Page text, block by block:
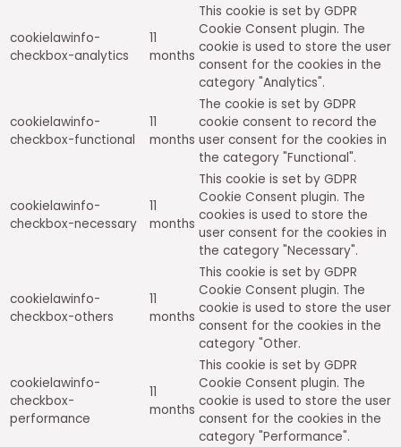
cookielawinfo-
checkbox-analytics
11
months
This cookie is set by GDPR
Cookie Consent plugin. The
cookie is used to store the user
consent for the cookies in the
category "Analytics".
cookielawinfo-
checkbox-functional
11
months
The cookie is set by GDPR
cookie consent to record the
user consent for the cookies in
the category "Functional".
cookielawinfo-
checkbox-necessary
11
months
This cookie is set by GDPR
Cookie Consent plugin. The
cookies is used to store the
user consent for the cookies in
the category "Necessary".
cookielawinfo-
checkbox-others
11
months
This cookie is set by GDPR
Cookie Consent plugin. The
cookie is used to store the user
consent for the cookies in the
category "Other.
cookielawinfo-
checkbox-
performance
11
months
This cookie is set by GDPR
Cookie Consent plugin. The
cookie is used to store the user
consent for the cookies in the
category "Performance".